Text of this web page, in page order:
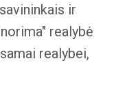
ir
realybė
realybei,